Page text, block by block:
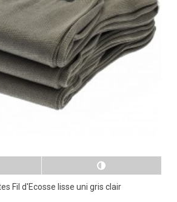
Fil d'Ecosse lisse uni gris clair